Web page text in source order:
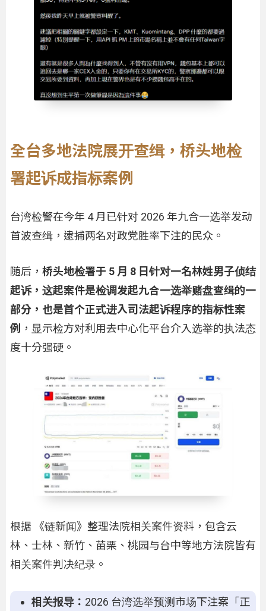
全台多地法院展开查缉，桥头地检
署起诉成指标案例
台湾检警在今年 4 月已针对 2026 年九合一选举发动
首波查缉，逮捕两名对政党胜率下注的民众。
随后， 桥头地检署于 5 月 8 日针对一名林姓男子侦结
起诉，这起案件是检调发起九合一选举赌盘查缉的一
部分，也是首个正式进入司法起诉程序的指标性案
例 ，显示检方对利用去中心化平台介入选举的执法态
度十分强硬。
根据 《链新闻》整理法院相关案件资料，包含云
林、士林、新竹、苗栗、桃园与台中等地方法院皆有
相关案件判决纪录。
相关报导： 2026 台湾选举预测市场下注案「正